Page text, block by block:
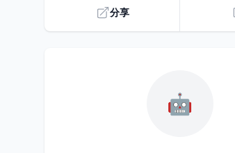
分享
🤖